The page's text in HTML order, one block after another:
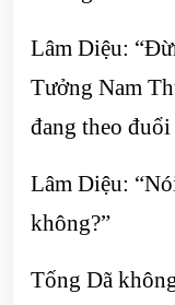
Lâm Diệu:
Tưởng Nam
đang theo
Lâm Diệu:
không?”
Tống Dã